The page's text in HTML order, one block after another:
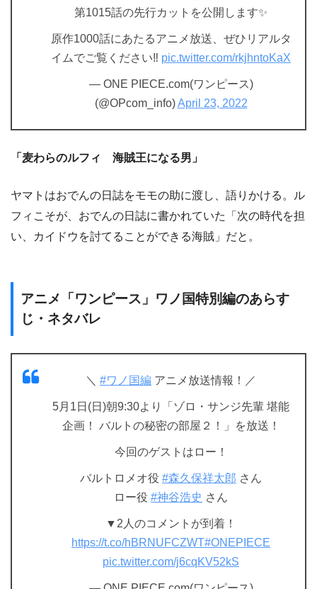
第1015話の先行カットを公開します✨
原作1000話にあたるアニメ放送、ぜひリアルタ
イムでご覧ください‼️ pic.twitter.com/rkjhntoKaX
— ONE PIECE.com(ワンピース)
(@OPcom_info)April 23, 2022
「麦わらのルフィ 海賊王になる男」
ヤマトはおでんの日誌をモモの助に渡し、語りかける。ル
フィこそが、おでんの日誌に書かれていた「次の時代を担
い、カイドウを討てることができる海賊」だと。
アニメ「ワンピース」ワノ国特別編のあらす
じ・ネタバレ
＼ #ワノ国編 アニメ放送情報！／
5月1日(日)朝9:30より「ゾロ・サンジ先輩 堪能
企画！ バルトの秘密の部屋２！」を放送！
今回のゲストはロー！
バルトロメオ役 #森久保祥太郎 さん
ロー役 #神谷浩史 さん
▼2人のコメントが到着！
https://t.co/hBRNUFCZWT#ONEPIECE
pic.twitter.com/j6cqKV52kS